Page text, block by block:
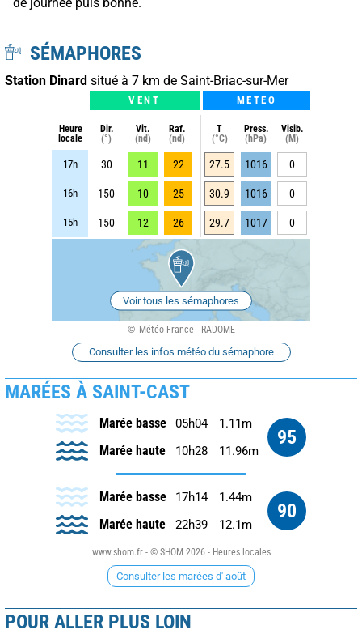
SÉMAPHORES
Station Dinard situé à 7 km de Saint-Briac-sur-Mer
VENT METEO
Heure
locale
Dir.
(°)
Vit.
(nd)
Raf.
(nd)
T
(°C)
Press.
(hPa)
Visib.
(M)
17h 30 11 22 27.5 1016 0
16h 150 10 25 30.9 1016 0
15h 150 12 26 29.7 1017 0
Voir tous les sémaphores
Météo France - RADOME
Consulter les infos météo du sémaphore
MARÉES À SAINT-CAST
95
Marée basse 05h04 1.11m
Marée haute 10h28 11.96m
90
Marée basse 17h14 1.44m
Marée haute 22h39 12.1m
www.shom.fr - © SHOM 2026 - Heures locales
Consulter les marées d' août
POUR ALLER PLUS LOIN